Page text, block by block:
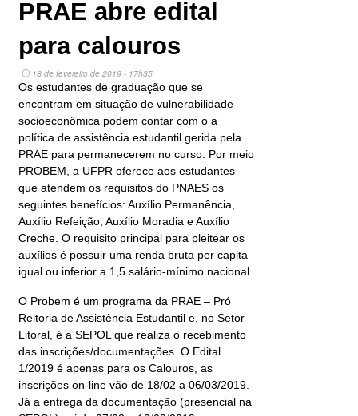
PRAE abre edital
para calouros
18 de fevereiro de 2019 - 17h35
Os estudantes de graduação que se
encontram em situação de vulnerabilidade
socioeconômica podem contar com o a
política de assistência estudantil gerida pela
PRAE para permanecerem no curso. Por meio
PROBEM, a UFPR oferece aos estudantes
que atendem os requisitos do PNAES os
seguintes benefícios: Auxílio Permanência,
Auxílio Refeição, Auxílio Moradia e Auxílio
Creche. O requisito principal para pleitear os
auxílios é possuir uma renda bruta per capita
igual ou inferior a 1,5 salário-mínimo nacional.
O Probem é um programa da PRAE – Pró
Reitoria de Assistência Estudantil e, no Setor
Litoral, é a SEPOL que realiza o recebimento
das inscrições/documentações. O Edital
1/2019 é apenas para os Calouros, as
inscrições on-line vão de 18/02 a 06/03/2019.
Já a entrega da documentação (presencial na